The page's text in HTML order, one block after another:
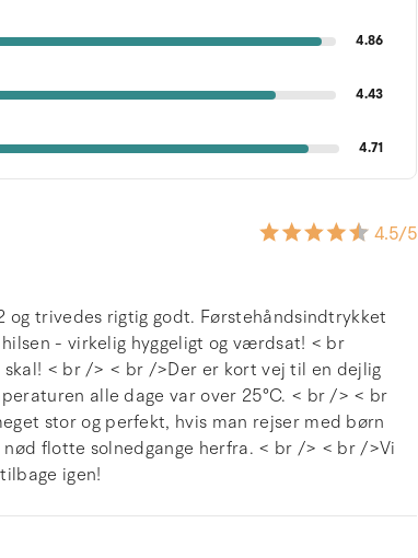
4.86
4.43
4.71
4.5/5
og trivedes rigtig godt. Førstehåndsindtrykket
- virkelig hyggeligt og værdsat! < br
< br /> < br />Der er kort vej til en dejlig
alle dage var over 25°C. < br /> < br
stor og perfekt, hvis man rejser med børn
flotte solnedgange herfra. < br /> < br />Vi
igen!